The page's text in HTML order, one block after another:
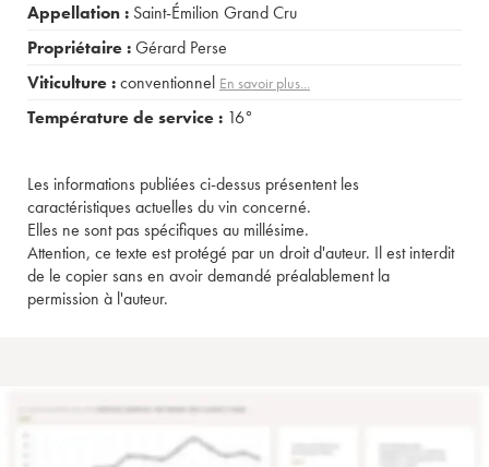
Appellation : Saint-Émilion Grand Cru
Propriétaire :Gérard Perse
Viticulture :conventionnel En savoir plus...
Température de service : 16°
Les informations publiées ci-dessus présentent les
caractéristiques actuelles du vin concerné.
Elles ne sont pas spécifiques au millésime.
Attention, ce texte est protégé par un droit d'auteur. Il est interdit
de le copier sans en avoir demandé préalablement la
permission à l'auteur.